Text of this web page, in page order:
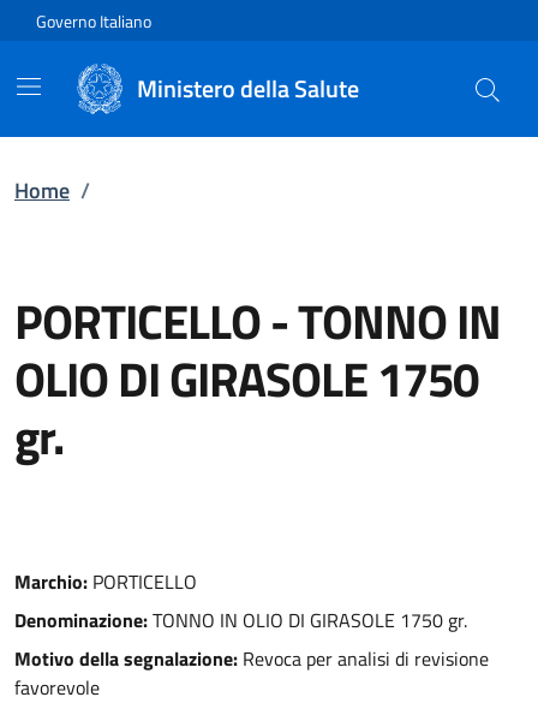
Vai direttamente al contenuto
Governo Italiano
Ministero della Salute
Home /
PORTICELLO-TONNO IN
OLIO DI GIRASOLE 1750
gr.
Marchio: PORTICELLO
Denominazione:TONNO IN OLIO DI GIRASOLE 1750 gr.
Motivo della segnalazione: Revoca per analisi di revisione
favorevole